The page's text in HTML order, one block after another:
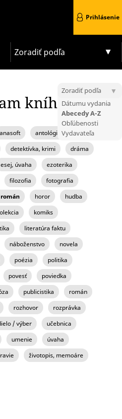
Zoradiť podľa
Prihlásenie
kníh
anasoft
antológia, zborník
detektívka, krimi
dráma
esej, úvaha
ezoterika
filozofia
fotografia
horor
hudba
komiks
literatúra faktu
náboženstvo
novela
poézia
politika
povesť
poviedka
publicistika
román
rozhovor
rozprávka
/ výber
učebnica
umenie
úvaha
životopis, memoáre
Zoradiť podľa
Dátumu vydania
Abecedy A-Z
Obľúbenosti
Vydavateľa